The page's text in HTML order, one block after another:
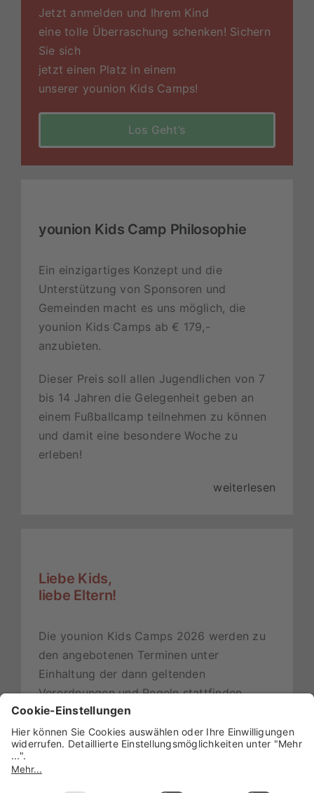
Jetzt anmelden und Ihrem Kind
eine tolle Überraschung schenken! Sichern
Sie sich
jetzt einen Platz in einem
unserer younion Kids Camps!
Los Geht’s
younion Kids Camp Philosophie
Ein einzigartiges Konzept und die
Unterstützung von Sponsoren und
Gemeinden macht es uns möglich, die
younion Kids Camps ab € 179,-
anzubieten.
Dieser Preis soll allen Jugendlichen von 7
bis 14 Jahren die Gelegenheit geben an
einem Fußballcamp teilnehmen zu können
und damit eine besondere Woche zu
erleben!
weiterlesen
Liebe Kids,
liebe Eltern!
Die younion Kids Camps 2026 werden zu
den angebotenen Terminen unter
Einhaltung der dann geltenden
Verordnungen und Regeln stattfinden.
Über eure Teilnahme freut sich,
das younion Kids Camp -Team